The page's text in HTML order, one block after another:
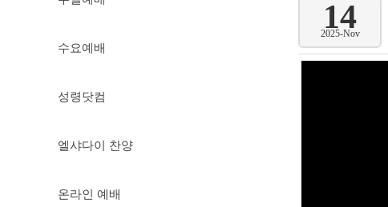
수요예배
성령닷컴
엘샤다이 찬양
온라인 예배
14
2025-Nov